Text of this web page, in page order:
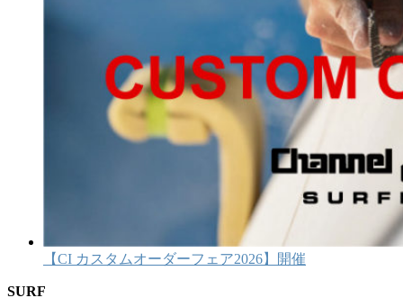
【CI カスタムオーダーフェア2026】開催
SURF